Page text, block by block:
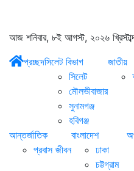
আজ শনিবার, ৮ই আগস্ট, ২০২৬
প্রচ্ছদসিলেট বিভাগ
সিলেট
মৌলভীবাজার
সুনামগঞ্জ
হবিগঞ্জ
জাতীয়
আন্তর্জাতিক
প্রবাস জীবন
বাংলাদেশ
ঢাকা
চট্টগ্রাম